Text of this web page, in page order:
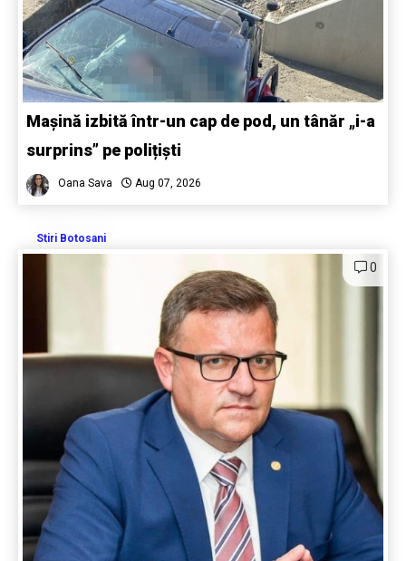
Mașină izbită într-un cap de pod, un tânăr „i-a
surprins” pe polițiști
Oana Sava Aug 07, 2026
Stiri Botosani
0